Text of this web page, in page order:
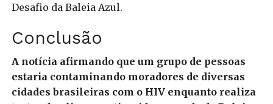
Desafio da Baleia Azul.
Conclusão
A notícia afirmando que um grupo de pessoas
estaria contaminando moradores de diversas
cidades brasileiras com o HIV enquanto realiza